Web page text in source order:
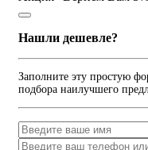
Нашли дешевле?
Заполните эту простую
подбора наилучшего